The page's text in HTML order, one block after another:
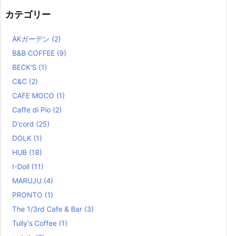
カテゴリー
AKガーデン (2)
B&B COFFEE (9)
BECK'S (1)
C&C (2)
CAFE MOCO (1)
Caffe di Pio (2)
D'cord (25)
DOLK (1)
HUB (18)
I-Doll (11)
MARUJU (4)
PRONTO (1)
The 1/3rd Cafe & Bar (3)
Tully's Coffee (1)